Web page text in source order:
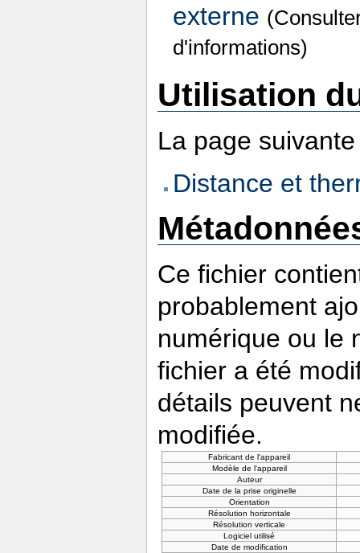
externe
d'informations)
Utilisation
La page
Distance et
Ce fichier
probablement
numérique ou le
fichier a été
détails peuvent
modifiée.
Fabricant de l'appareil
Modèle de l'appareil
Auteur
Date de la prise originelle
Orientation
Résolution horizontale
Résolution verticale
Logiciel utilisé
Date de modification